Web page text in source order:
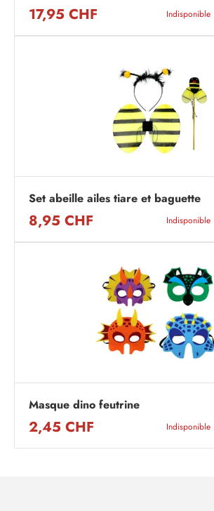
17,95 CHF Indisponible
Set abeille ailes tiare et baguette
8,95 CHF Indisponible
Masque dino feutrine
2,45 CHF Indisponible